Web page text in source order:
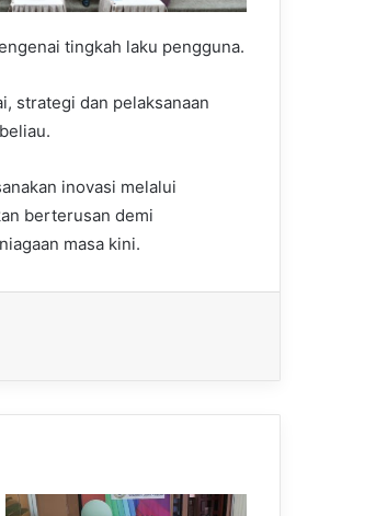
tingkah laku pengguna.
strategi dan pelaksanaan
inovasi melalui
berterusan demi
masa kini.